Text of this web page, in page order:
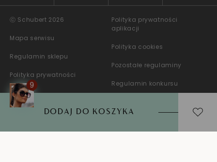
DODAJ DO KOSZYKA
ⓒ Schubert 2026
Mapa serwisu
Regulamin sklepu
Polityka prywatności
Polityka prywatności
aplikacji
Polityka cookies
Pozostałe regulaminy
Regulamin konkursu